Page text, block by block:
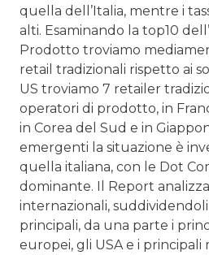
quella dell’Italia, mentre i
alti. Esaminando la top10
Prodotto troviamo
retail tradizionali rispetto ai
US troviamo 7 retailer
operatori di prodotto, in
in Corea del Sud e in
emergenti la situazione è
quella italiana, con le Dot
dominante. Il Report
internazionali,
principali, da una parte i
europei, gli USA e i principali